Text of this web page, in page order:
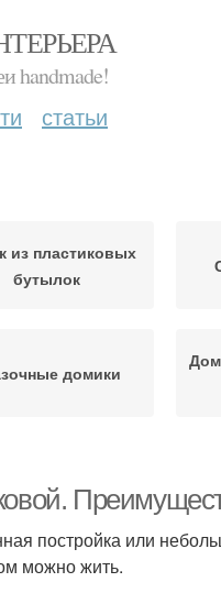
handmade!
статьи
из пластиковых
бутылок
домики
постройка или
можно жить.